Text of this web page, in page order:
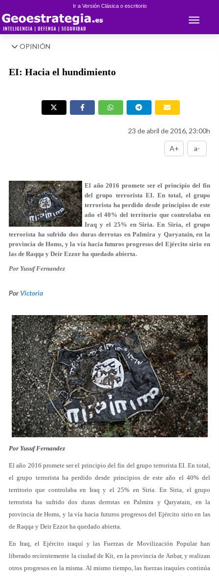
Ir a Versión Clásica o escritorio
Toggle
OPINIÓN
EI: Hacia el hundimiento
23 de abril de 2016, 23:00h
A+ a-
El año 2016 promete ser el principio del fin
del grupo terrorista EI. En total, el grupo
terrorista ha perdido desde principios de este
año el 40% del territorio que controlaba en
Iraq y el 25% en Siria. En Siria, el grupo
terrorista ha sufrido dos duras derrotas en Palmira y Qaryatain, en la
provincia de Homs, y la vía hacia futuros progresos del Ejército sirio en
las de Raqqa y Deir Ezzor ha quedado abierta.
Por Yusuf Fernandez
PorVictoria
Por Yusuf Fernandez
El año 2016 promete ser el principio del fin del grupo terrorista EI. En total,
el grupo terrorista ha perdido desde principios de este año el 40% del
territorio que controlaba en Iraq y el 25% en Siria. En Siria, el grupo
terrorista ha sufrido dos duras derrotas en Palmira y Qaryatain, en la
provincia de Homs, y la vía hacia futuros progresos del Ejército sirio en las
de Raqqa y Deir Ezzor ha quedado abierta.
En Iraq, el Ejército iraquí y las Fuerzas de Movilización Popular han
liberado recientemente la ciudad de Kit, en la provincia de Anbar, y realizan
otros progresos en la misma. Al mismo tiempo, las fuerzas iraquíes continúa